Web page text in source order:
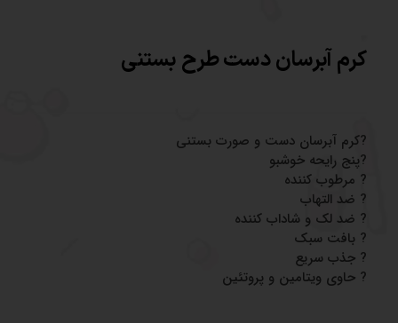
کرم آبرسان دست طرح بستنی
?کرم آبرسان دست و صورت بستنی
?پنج رایحه خوشبو
? مرطوب کننده
? ضد التهاب
? ضد لک و شاداب کننده
? بافت سبک
? جذب سریع
? حاوی ویتامین و پروتئین